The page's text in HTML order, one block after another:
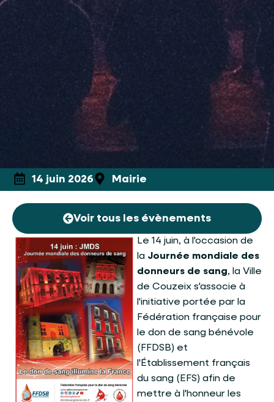
14 juin 2026 Mairie
Voir tous les évènements
Le 14 juin, à l'occasion de
la Journée mondiale des
donneurs de sang, la Ville
de Couzeix s'associe à
l'initiative portée par la
Fédération française pour
le don de sang bénévole
(FFDSB) et
l'Établissement français
du sang (EFS) afin de
mettre à l'honneur les